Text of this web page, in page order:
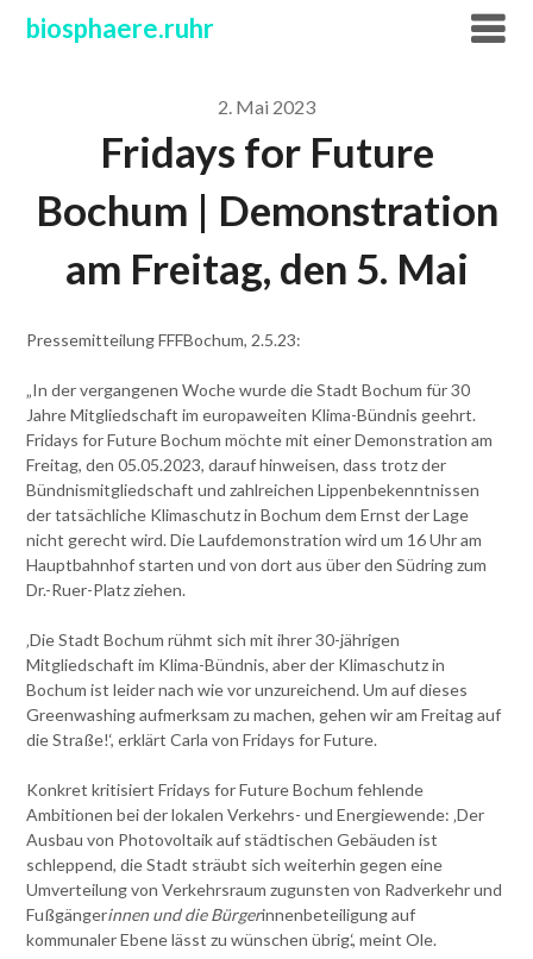
Skipbiosphaere.ruhr
2. Mai 2023
Fridays for Future
Bochum | Demonstration
am Freitag, den 5. Mai
Pressemitteilung FFFBochum, 2.5.23:
„In der vergangenen Woche wurde die Stadt Bochum für 30
Jahre Mitgliedschaft im europaweiten Klima-Bündnis geehrt.
Fridays for Future Bochum möchte mit einer Demonstration am
Freitag, den 05.05.2023, darauf hinweisen, dass trotz der
Bündnismitgliedschaft und zahlreichen Lippenbekenntnissen
der tatsächliche Klimaschutz in Bochum dem Ernst der Lage
nicht gerecht wird. Die Laufdemonstration wird um 16 Uhr am
Hauptbahnhof starten und von dort aus über den Südring zum
Dr.-Ruer-Platz ziehen.
‚Die Stadt Bochum rühmt sich mit ihrer 30-jährigen
Mitgliedschaft im Klima-Bündnis, aber der Klimaschutz in
Bochum ist leider nach wie vor unzureichend. Um auf dieses
Greenwashing aufmerksam zu machen, gehen wir am Freitag auf
die Straße!‘, erklärt Carla von Fridays for Future.
Konkret kritisiert Fridays for Future Bochum fehlende
Ambitionen bei der lokalen Verkehrs- und Energiewende: ‚Der
Ausbau von Photovoltaik auf städtischen Gebäuden ist
schleppend, die Stadt sträubt sich weiterhin gegen eine
Umverteilung von Verkehrsraum zugunsten von Radverkehr und
Fußgängerinnen und die Bürgerinnenbeteiligung auf
kommunaler Ebene lässt zu wünschen übrig.‘, meint Ole.